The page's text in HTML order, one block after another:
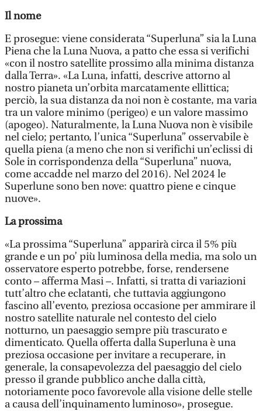
Il nome
E prosegue: viene considerata “Superluna” sia la Luna
Piena che la Luna Nuova, a patto che essa si verifichi
«con il nostro satellite prossimo alla minima distanza
dalla Terra». «La Luna, infatti, descrive attorno al
nostro pianeta un’orbita marcatamente ellittica;
perciò, la sua distanza da noi non è costante, ma varia
tra un valore minimo (perigeo) e un valore massimo
(apogeo). Naturalmente, la Luna Nuova non è visibile
nel cielo; pertanto, l’unica “Superluna” osservabile è
quella piena (a meno che non si verifichi un’eclissi di
Sole in corrispondenza della “Superluna” nuova,
come accadde nel marzo del 2016). Nel 2024 le
Superlune sono ben nove: quattro piene e cinque
nuove».
La prossima
«La prossima “Superluna” apparirà circa il 5% più
grande e un po’ più luminosa della media, ma solo un
osservatore esperto potrebbe, forse, rendersene
conto – afferma Masi –. Infatti, si tratta di variazioni
tutt’altro che eclatanti, che tuttavia aggiungono
fascino all’evento, preziosa occasione per ammirare il
nostro satellite naturale nel contesto del cielo
notturno, un paesaggio sempre più trascurato e
dimenticato. Quella offerta dalla Superluna è una
preziosa occasione per invitare a recuperare, in
generale, la consapevolezza del paesaggio del cielo
presso il grande pubblico anche dalla città,
notoriamente poco favorevole alla visione delle stelle
a causa dell’inquinamento luminoso», prosegue.